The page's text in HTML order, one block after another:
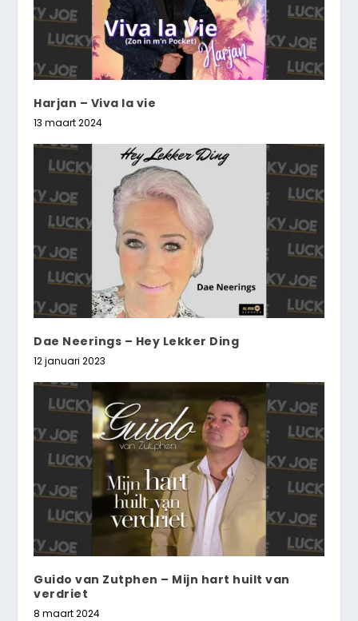
Harjan – Viva la vie
13 maart 2024
Dae Neerings – Hey Lekker Ding
12 januari 2023
Guido van Zutphen – Mijn hart huilt van
verdriet
8 maart 2024